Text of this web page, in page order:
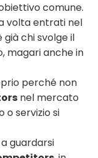
comune.
volta entrati nel
chi svolge il
magari anche in
perché non
nel mercato
o servizio si
guardarsi